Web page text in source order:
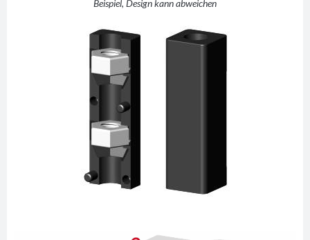
Beispiel, Design kann abweichen